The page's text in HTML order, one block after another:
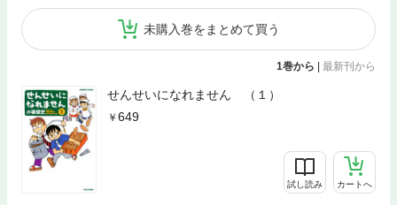
未購入巻をまとめて買う
1巻から | 最新刊から
せんせいになれません （１）
649
試し読み カートへ